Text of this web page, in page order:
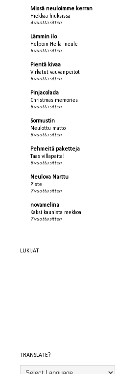
Missä neuloimme kerran
Hiekkaa hiuksissa
4 vuotta sitten
Lämmin ilo
Helpoin Hellä -neule
6 vuotta sitten
Pientä kivaa
Virkatut vauvanpeitot
6 vuotta sitten
Pinjacolada
Christmas memories
6 vuotta sitten
Sormustin
Neulottu matto
6 vuotta sitten
Pehmeitä paketteja
Taas villapaita!
6 vuotta sitten
Neulova Narttu
Piste
7 vuotta sitten
novamelina
Kaksi kaunista mekkoa
7 vuotta sitten
LUKIJAT
TRANSLATE?